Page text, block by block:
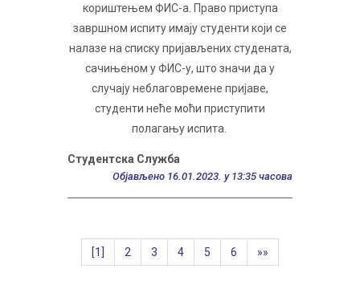
кориштењем ФИС-а. Право приступа
завршном испиту имају студенти који се
налазе на списку пријављених студената,
сачињеном у ФИС-у, што значи да у
случају неблаговремене пријаве,
студенти неће моћи приступити
полагању испита.
Студентска Служба
Објављено 16.01.2023. у 13:35 часова
[1] 2 3 4 5 6 »»